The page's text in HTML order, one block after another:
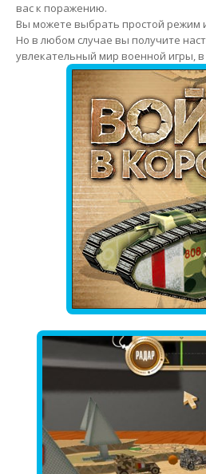
вас к поражению.
Вы можете выбрать простой режим
Но в любом случае вы получите
увлекательный мир военной игры,